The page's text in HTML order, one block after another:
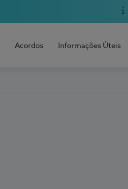
Acordos Informações Úteis